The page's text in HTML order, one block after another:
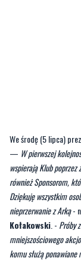
We środę (5 lipca)
— W pierwszej
wspierają Klub
również Sponsorom,
Dziękuję wszystkim
nieprzerwanie z Arką-
Kołakowski. - Próby
mniejszościowego
komu służą